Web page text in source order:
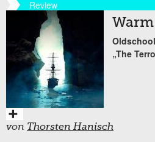
Review
„The
von Thorsten Hanisch